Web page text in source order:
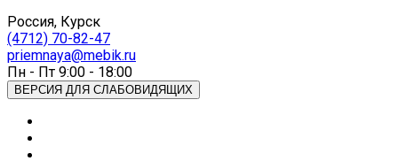
Россия, Курск
(4712) 70-82-47
priemnaya@mebik.ru
Пн - Пт 9:00 - 18:00
ВЕРСИЯ ДЛЯ СЛАБОВИДЯЩИХ